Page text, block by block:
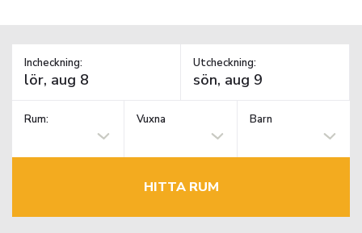
Incheckning: Utcheckning:
Rum: Vuxna Barn
HITTA RUM